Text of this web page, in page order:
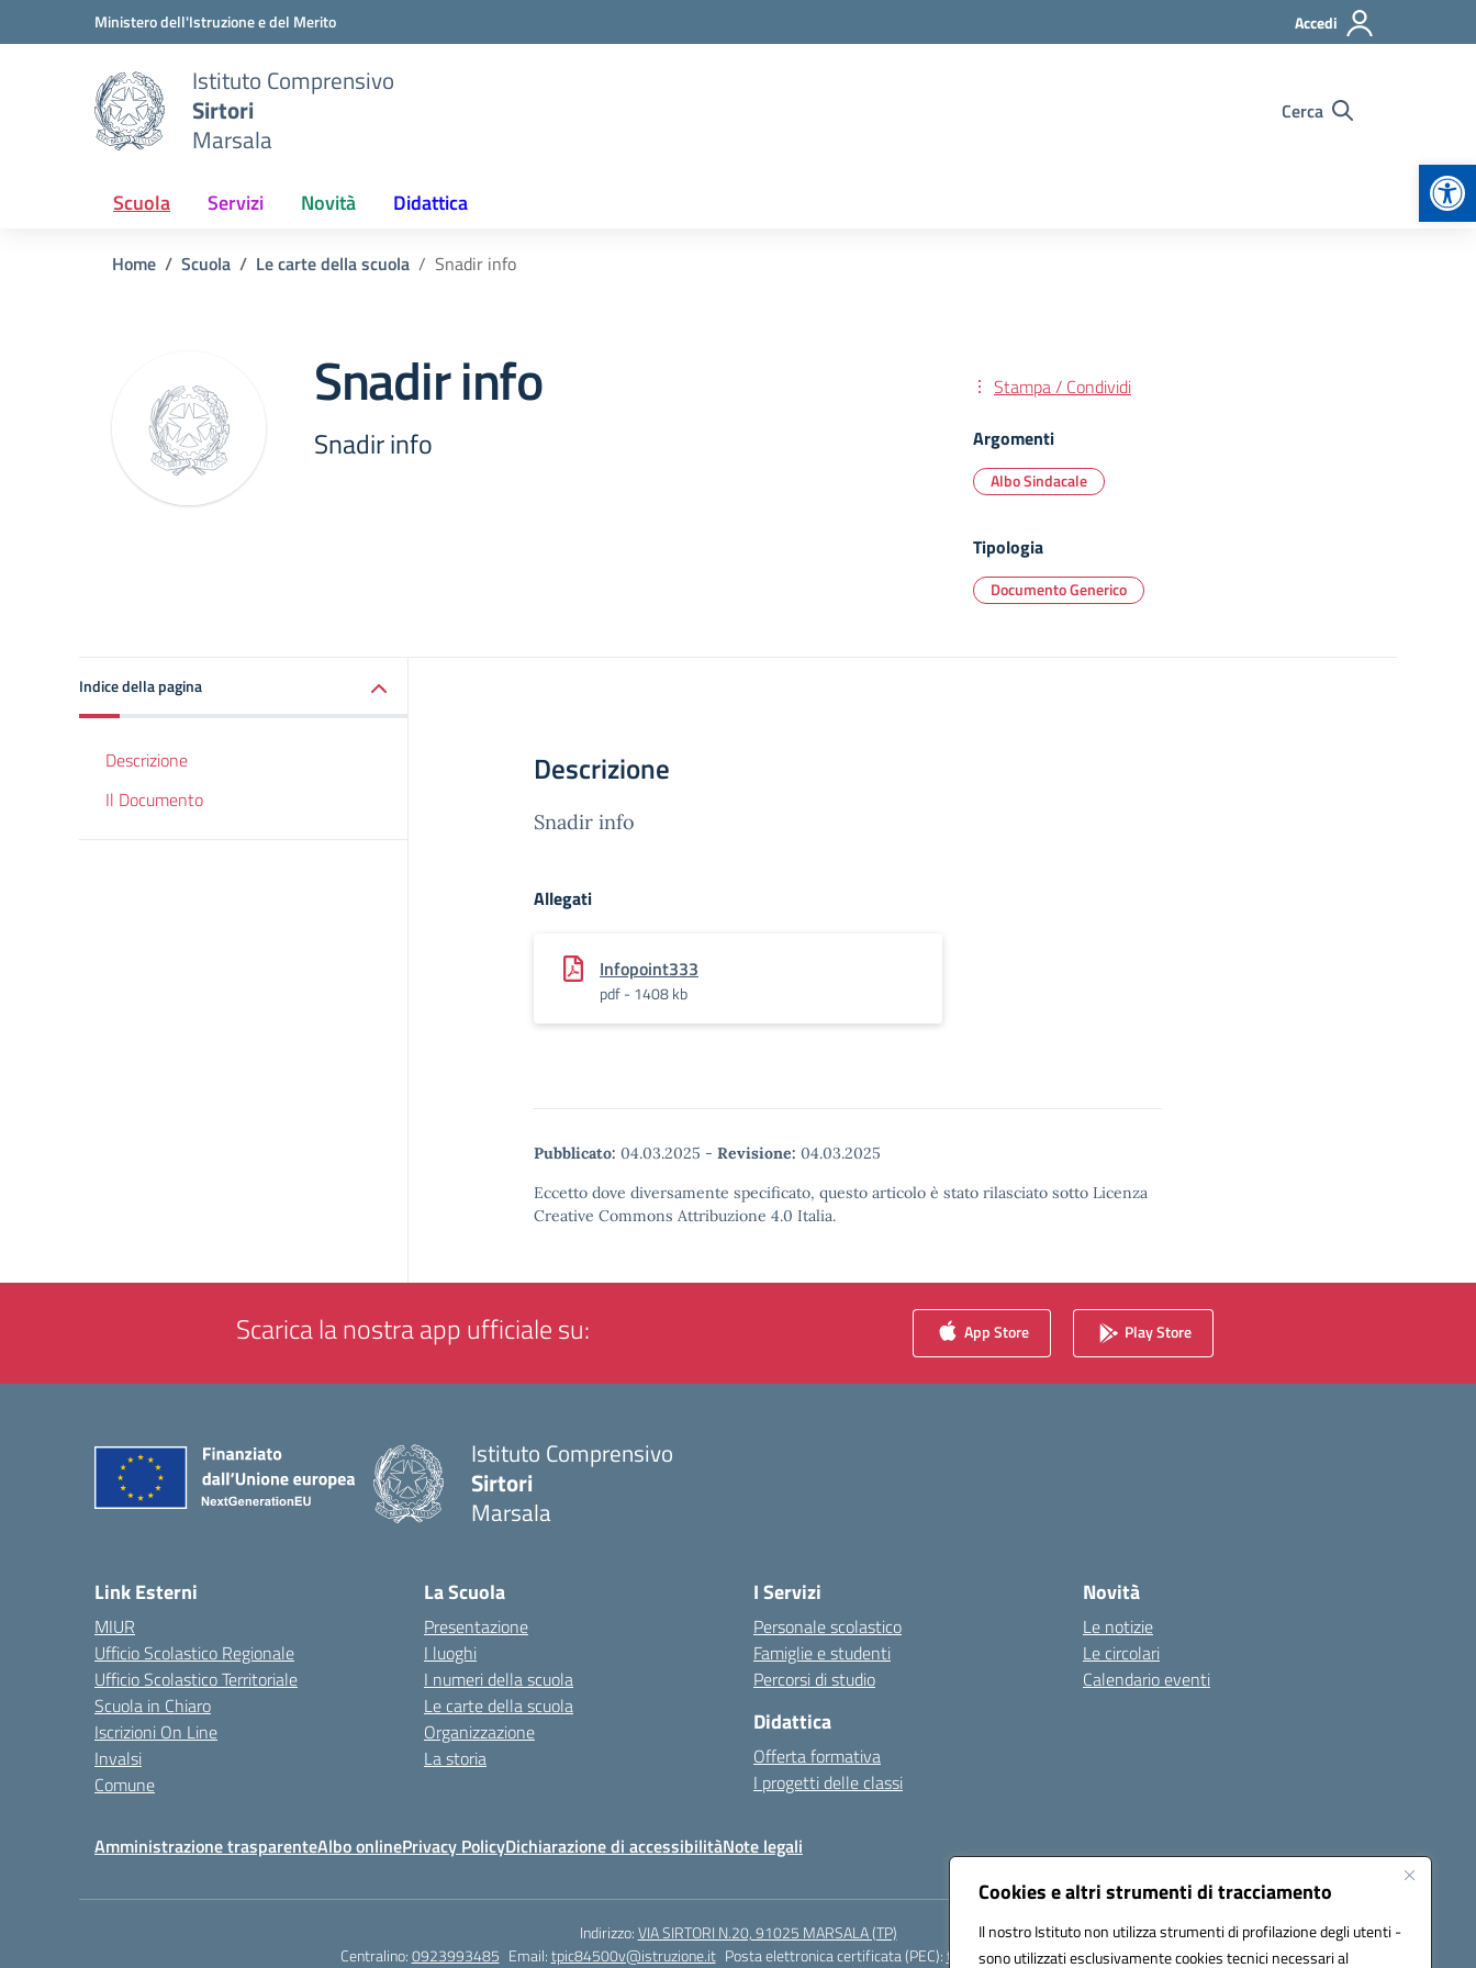
Cookies e altri strumenti di tracciamento
Il nostro Istituto non utilizza strumenti di profilazione degli utenti -
sono utilizzati esclusivamente cookies tecnici necessari al
Vai ai contenuti
Vai al menu di navigazioneMinistero dell'Istruzione e del Merito Accedi
Istituto Comprensivo
Sirtori
Marsala
Cerca
Scuola Servizi Novità Didattica
Home Scuola Le carte della scuola Snadir info
Snadir info
Snadir info
Stampa / Condividi
Argomenti
Albo Sindacale
Tipologia
Documento Generico
Indice della pagina
Descrizione
Il Documento
Descrizione
Snadir info
Allegati
Infopoint333
pdf - 1408 kb
Pubblicato: 04.03.2025 - Revisione: 04.03.2025
Eccetto dove diversamente specificato, questo articolo è stato rilasciato sotto Licenza
Creative Commons Attribuzione 4.0 Italia.
Scarica la nostra app ufficiale su: App Store Play Store
Istituto Comprensivo
Sirtori
Marsala
Link Esterni
MIUR
Ufficio Scolastico Regionale
Ufficio Scolastico Territoriale
Scuola in Chiaro
Iscrizioni On Line
Invalsi
Comune
La Scuola
Presentazione
I luoghi
I numeri della scuola
Le carte della scuola
Organizzazione
La storia
I Servizi
Personale scolastico
Famiglie e studenti
Percorsi di studio
Didattica
Offerta formativa
I progetti delle classi
Novità
Le notizie
Le circolari
Calendario eventi
Amministrazione trasparenteAlbo onlinePrivacy PolicyDichiarazione di accessibilitàNote legali
Indirizzo:VIA SIRTORI N.20, 91025 MARSALA (TP)
Centralino:0923993485 Email:tpic84500v@istruzione.it Posta elettronica certificata (PEC):tpic84500v@pec.istruzione.it